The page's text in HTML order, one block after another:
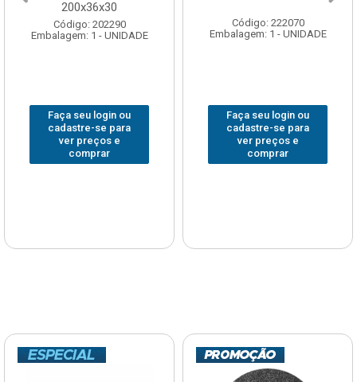
200x36x30
Código: 202290
Embalagem: 1 - UNIDADE
Faça seu login ou
cadastre-se para
ver preços e
comprar
Código: 222070
Embalagem: 1 - UNIDADE
Faça seu login ou
cadastre-se para
ver preços e
comprar